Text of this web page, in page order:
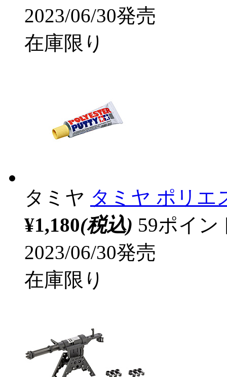
2023/06/30発売
在庫限り
タミヤ タミヤ ポリエ
¥1,180(税込) 59ポイ
2023/06/30発売
在庫限り